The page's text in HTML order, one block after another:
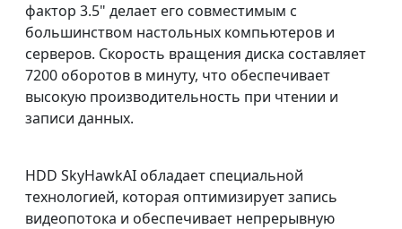
фактор 3.5" делает его совместимым с
большинством настольных компьютеров и
серверов. Скорость вращения диска составляет
7200 оборотов в минуту, что обеспечивает
высокую производительность при чтении и
записи данных.
HDD SkyHawkAI обладает специальной
технологией, которая оптимизирует запись
видеопотока и обеспечивает непрерывную